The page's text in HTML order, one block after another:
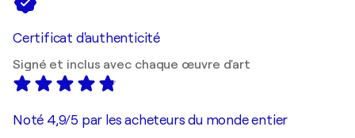
Certificat d'authenticité
Signé et inclus avec chaque œuvre d'art
Noté 4,9/5 par les acheteurs du monde entier